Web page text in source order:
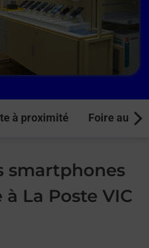
à proximité Foire aux
smartphones
La Poste VIC